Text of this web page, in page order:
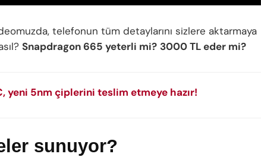
telefonun tüm detaylarını sizlere aktarmaya
Snapdragon 665 yeterli mi? 3000 TL eder mi?
yeni 5nm çiplerini teslim etmeye hazır!
sunuyor?